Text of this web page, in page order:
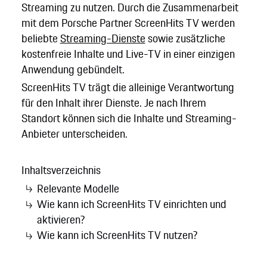
Streaming zu nutzen. Durch die Zusammenarbeit
mit dem Porsche Partner ScreenHits TV werden
beliebteStreaming-Dienstesowie zusätzliche
kostenfreie Inhalte und Live-TV in einer einzigen
Anwendung gebündelt.
ScreenHits TV trägt die alleinige Verantwortung
für den Inhalt ihrer Dienste. Je nach Ihrem
Standort können sich die Inhalte und Streaming-
Anbieter unterscheiden.
Inhaltsverzeichnis
Relevante Modelle
Wie kann ich ScreenHits TV einrichten und
aktivieren?
Wie kann ich ScreenHits TV nutzen?